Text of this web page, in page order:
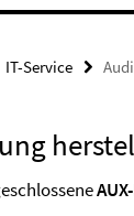
IT-Service